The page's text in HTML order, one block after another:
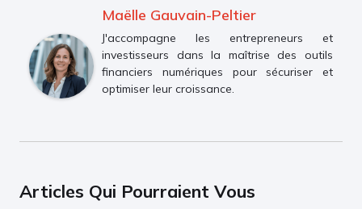
Maëlle Gauvain-Peltier
J'accompagne les entrepreneurs et
investisseurs dans la maîtrise des outils
financiers numériques pour sécuriser et
optimiser leur croissance.
Articles Qui Pourraient Vous